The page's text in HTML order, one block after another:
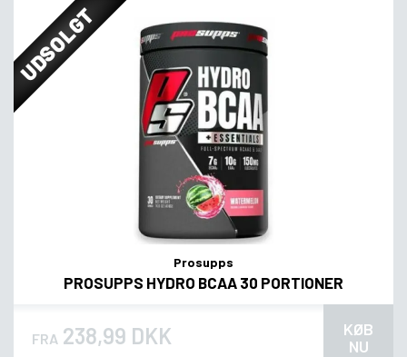
UDSOLGT
Prosupps
PROSUPPS HYDRO BCAA 30 PORTIONER
FRA 238,99 DKK
KØB
NU